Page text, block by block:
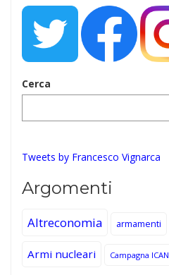
Cerca
Tweets by Francesco Vignarca
Argomenti
Altreconomia armamenti
Armi nucleari Campagna ICAN